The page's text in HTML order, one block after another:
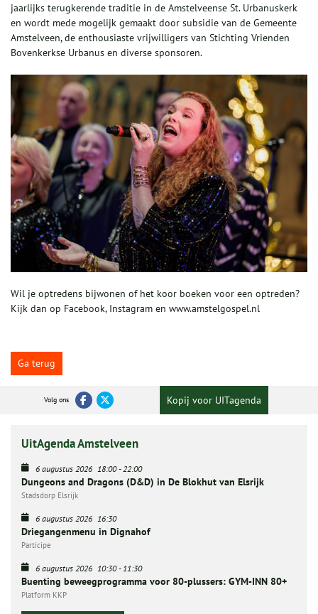
jaarlijks terugkerende traditie in de Amstelveense St. Urbanuskerk
en wordt mede mogelijk gemaakt door subsidie van de Gemeente
Amstelveen, de enthousiaste vrijwilligers van Stichting Vrienden
Bovenkerkse Urbanus en diverse sponsoren.
Wil je optredens bijwonen of het koor boeken voor een optreden?
Kijk dan op Facebook, Instagram en www.amstelgospel.nl
Ga terug
Volg ons Kopij voor UITagenda
UitAgenda Amstelveen
6 augustus 2026 18:00-22:00
Dungeons and Dragons (D&D) in De Blokhut van Elsrijk
Stadsdorp Elsrijk
6 augustus 2026 16:30
Driegangenmenu in Dignahof
Participe
6 augustus 2026 10:30-11:30
Buenting beweegprogramma voor 80-plussers: GYM-INN 80+
Platform KKP